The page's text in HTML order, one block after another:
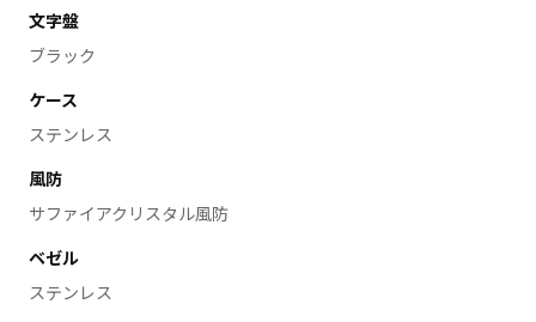
文字盤
ブラック
ケース
ステンレス
風防
サファイアクリスタル風防
ベゼル
ステンレス